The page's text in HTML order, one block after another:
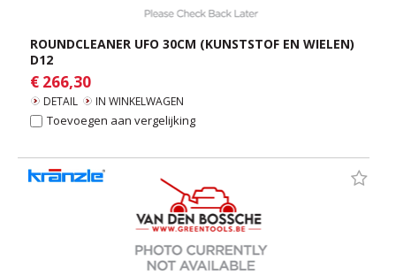
ROUNDCLEANER UFO 30CM (KUNSTSTOF EN WIELEN)
D12
€ 266,30
DETAIL IN WINKELWAGEN
Toevoegen aan vergelijking